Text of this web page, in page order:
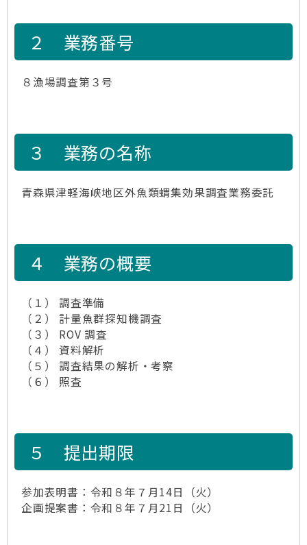
２ 業務番号
８漁場調査第３号
３ 業務の名称
青森県津軽海峡地区外魚類蝟集効果調査業務委託
４ 業務の概要
（１） 調査準備
（２） 計量魚群探知機調査
（３） ROV 調査
（４） 資料解析
（５） 調査結果の解析・考察
（６） 照査
５ 提出期限
参加表明書：令和８年７月14日（火）
企画提案書：令和８年７月21日（火）